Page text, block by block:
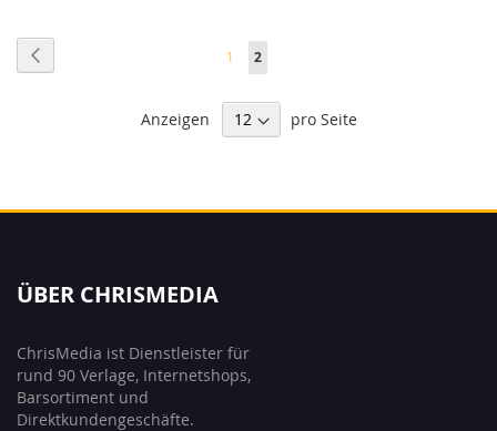
Seite
Seite
1
Sie
gerade
2
Anzeigen pro Seite
ÜBER CHRISMEDIA
ChrisMedia ist Dienstleister für
rund 90 Verlage, Internetshops,
Barsortiment und
Direktkundengeschäfte.